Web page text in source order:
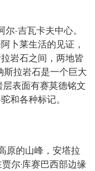
-吉瓦卡夫中心。
卜莱生活的见证，
岩石之间，两地皆
斯拉岩石是一个巨大
表面有赛莫德铭文
和各种标记。
原的山峰，安塔拉
尔·库赛巴西部边缘